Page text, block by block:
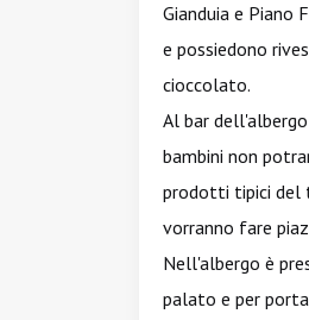
Gianduia e Piano
e possiedono
cioccolato.
Al bar
bambini non
prodotti tipici del
vorranno fare
Nell'albergo è
palato e per